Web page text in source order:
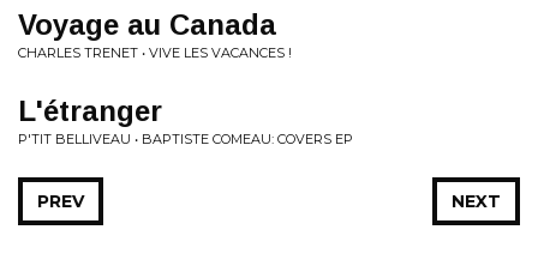
Voyage au Canada
CHARLES TRENET • VIVE LES VACANCES !
L'étranger
P'TIT BELLIVEAU • BAPTISTE COMEAU: COVERS EP
NEXT
PREV